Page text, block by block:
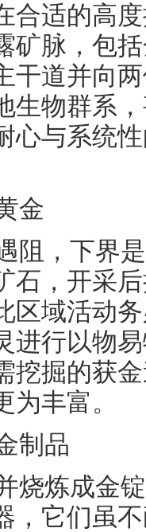
合适的高
矿脉，包
干道并向
生物群系
心与系统
金
阻，下界
石，开采
区域活动
进行以物
挖掘的获
丰富。
制品
烧炼成金
，它们虽